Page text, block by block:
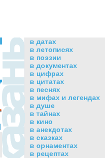
в датах
в летописях
в поэзии
в документах
в цифрах
в цитатах
в песнях
в мифах и легендах
в душе
в тайнах
в кино
в анекдотах
в сказках
в орнаментах
в рецептах